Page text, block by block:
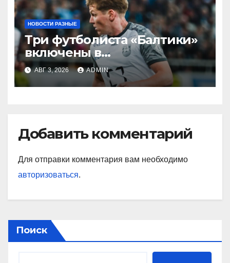
НОВОСТИ РАЗНЫЕ
Три футболиста «Балтики»
включены в
символическую сборную
2‑го тура РПЛ по версии
подписчиков МАТЧ
АВГ 3, 2026 ADMIN
Добавить комментарий
Для отправки комментария вам необходимо
авторизоваться.
Поиск